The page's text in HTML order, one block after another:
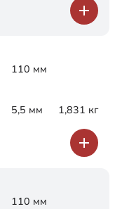
110 мм
5,5 мм 1,831 кг
110 мм